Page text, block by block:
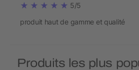
5/5
produit haut de gamme et qualité
Produits les plus